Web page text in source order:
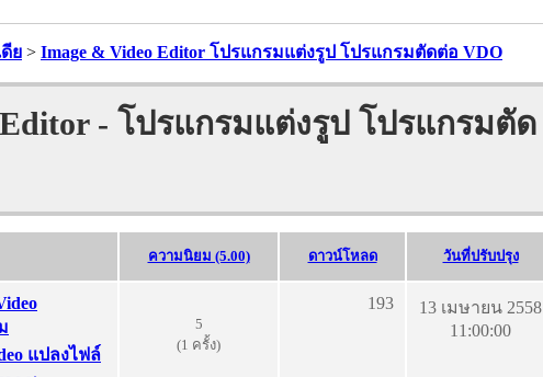
ย > Image & Video Editor โปรแกรมแต่งรูป โปรแกรมตัดต่อ VDO
- โปรแกรมแต่งรูป โปรแกรมตัด
ความนิยม (5.00) ดาวน์โหลด วันที่ปรับปรุง
แปลงไฟล์
5
(1 ครั้ง)
193
13 เมษายน 2558
11:00:00